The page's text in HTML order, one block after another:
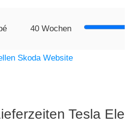
40 Wochen
Skoda Website
Tesla